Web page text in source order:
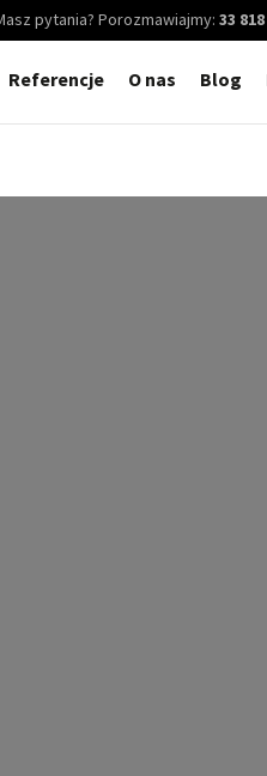
pytania? Porozmawiajmy: 33
Referencje O nas Blog